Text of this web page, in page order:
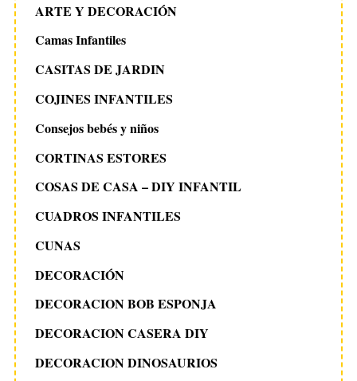
ARTE Y DECORACIÓN
Camas Infantiles
CASITAS DE JARDIN
COJINES INFANTILES
Consejos bebés y niños
CORTINAS ESTORES
COSAS DE CASA – DIY INFANTIL
CUADROS INFANTILES
CUNAS
DECORACIÓN
DECORACION BOB ESPONJA
DECORACION CASERA DIY
DECORACION DINOSAURIOS